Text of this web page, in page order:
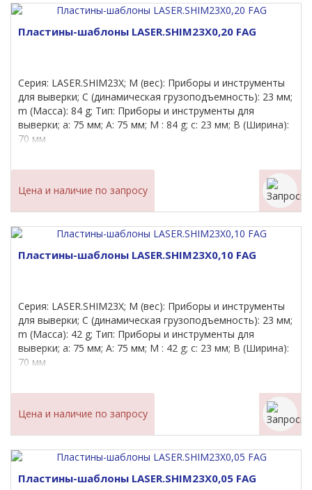
Пластины-шаблоны LASER.SHIM23X0,20 FAG
Серия: LASER.SHIM23X; M (вес): Приборы и инструменты
для выверки; C (динамическая грузоподъемность): 23 мм;
m (Масса): 84 g; Тип: Приборы и инструменты для
выверки; a: 75 мм; A: 75 мм; M : 84 g; c: 23 мм; B (Ширина):
70 мм
Цена и наличие по запросу
Пластины-шаблоны LASER.SHIM23X0,10 FAG
Серия: LASER.SHIM23X; M (вес): Приборы и инструменты
для выверки; C (динамическая грузоподъемность): 23 мм;
m (Масса): 42 g; Тип: Приборы и инструменты для
выверки; a: 75 мм; A: 75 мм; M : 42 g; c: 23 мм; B (Ширина):
70 мм
Цена и наличие по запросу
Пластины-шаблоны LASER.SHIM23X0,05 FAG